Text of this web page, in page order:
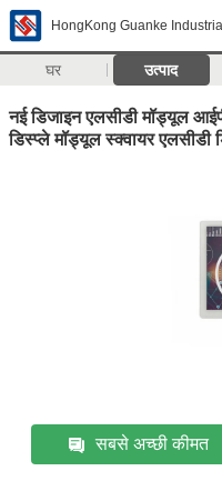
HongKong Guanke
घर उत्पाद
नई डिजाइन एलसीडी मॉड्यूल
डिस्प्ले मॉड्यूल स्क्वायर
सबसे अच्छी कीमत